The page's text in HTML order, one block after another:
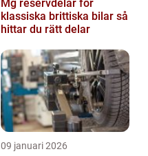
Mg reservdelar för
klassiska brittiska bilar så
hittar du rätt delar
09 januari 2026